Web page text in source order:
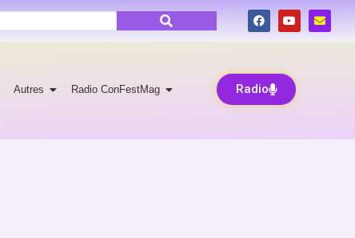
Autres Radio ConFestMag Radio